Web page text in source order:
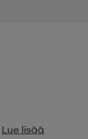
Lue lisää